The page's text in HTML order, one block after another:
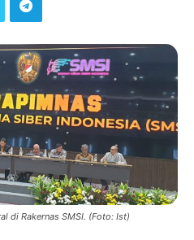
di Rakernas SMSI. (Foto: Ist)